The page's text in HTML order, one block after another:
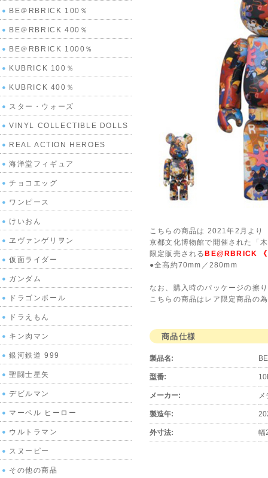
こちらの商品は 2021年2月より
京都文化博物館で開催された「
限定販売されるBE@RBRICK
●全高約70mm／280mm
なお、購入時のパッケージの擦
こちらの商品はレア限定商品の
商品仕様
製品名:
型番:
メーカー:
製造年:
外寸法: 幅
BE＠RBRICK 100％
BE＠RBRICK 400％
BE＠RBRICK 1000％
KUBRICK 100％
KUBRICK 400％
スター・ウォーズ
VINYL COLLECTIBLE DOLLS
REAL ACTION HEROES
海洋堂フィギュア
チョコエッグ
ワンピース
けいおん
ヱヴァンゲリヲン
仮面ライダー
ガンダム
ドラゴンボール
ドラえもん
キン肉マン
銀河鉄道 999
聖闘士星矢
デビルマン
マーベル ヒーロー
ウルトラマン
スヌーピー
その他の商品